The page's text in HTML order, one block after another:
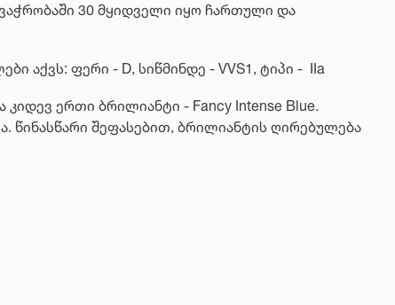
30 მყიდველი იყო ჩართული და
აქვს: ფერი - D, სიწმინდე - VVS1, ტიპი - IIa
კიდევ ერთი ბრილიანტი - Fancy Intense Blue.
წინასწარი შეფასებით, ბრილიანტის ღირებულება